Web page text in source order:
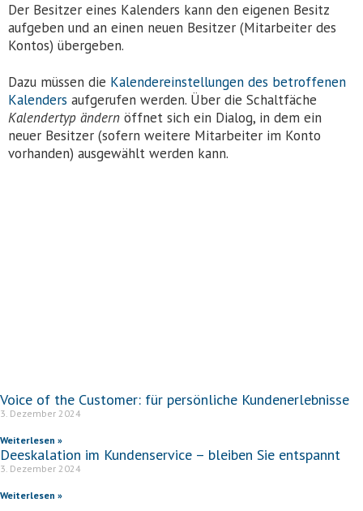
Der Besitzer eines Kalenders kann den eigenen Besitz
aufgeben und an einen neuen Besitzer (Mitarbeiter des
Kontos) übergeben.
Dazu müssen die Kalendereinstellungen des betroffenen
Kalenders aufgerufen werden. Über die Schaltfäche
Kalendertyp ändern öffnet sich ein Dialog, in dem ein
neuer Besitzer (sofern weitere Mitarbeiter im Konto
vorhanden) ausgewählt werden kann.
Voice of the Customer: für persönliche Kundenerlebnisse
3. Dezember 2024
Weiterlesen »
Deeskalation im Kundenservice – bleiben Sie entspannt
3. Dezember 2024
Weiterlesen »